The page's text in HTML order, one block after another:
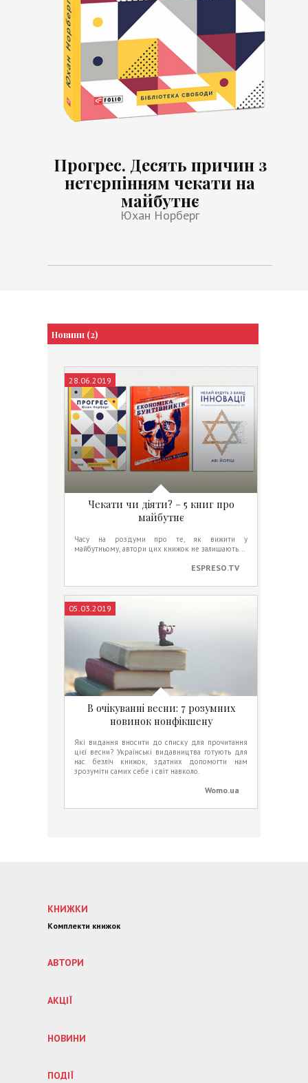
Прогрес. Десять причин з
нетерпінням чекати на
майбутнє
Юхан Норберг
Новини (2)
28.06.2019
Чекати чи діяти? – 5 книг про
майбутнє
Часу на роздуми про те, як вижити у
майбутньому, автори цих книжок не залишають. ..
ESPRESO.TV
05.03.2019
В очікуванні весни: 7 розумних
новинок нонфікшену
Які видання вносити до списку для прочитання
цієї весни? Українські видавництва готують для
нас безліч книжок, здатних допомогти нам
зрозуміти самих себе і світ навколо.
Womo.ua
КНИЖКИ
Комплекти книжок
АВТОРИ
АКЦІЇ
НОВИНИ
ПОДІЇ